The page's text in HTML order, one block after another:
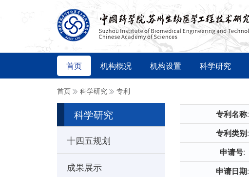
首页 机构概况 机构设置 科学研究
首页 科学研究 专利
科学研究
十四五规划
成果展示
专利名称:
专利类别:
申请号:
申请日期: